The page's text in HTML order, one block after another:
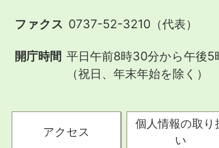
ファクス 0737-52-3210（代表）
開庁時間 平日午前8時30分から午後5
（祝日、年末年始を除く）
アクセス
個人情報の取り
い